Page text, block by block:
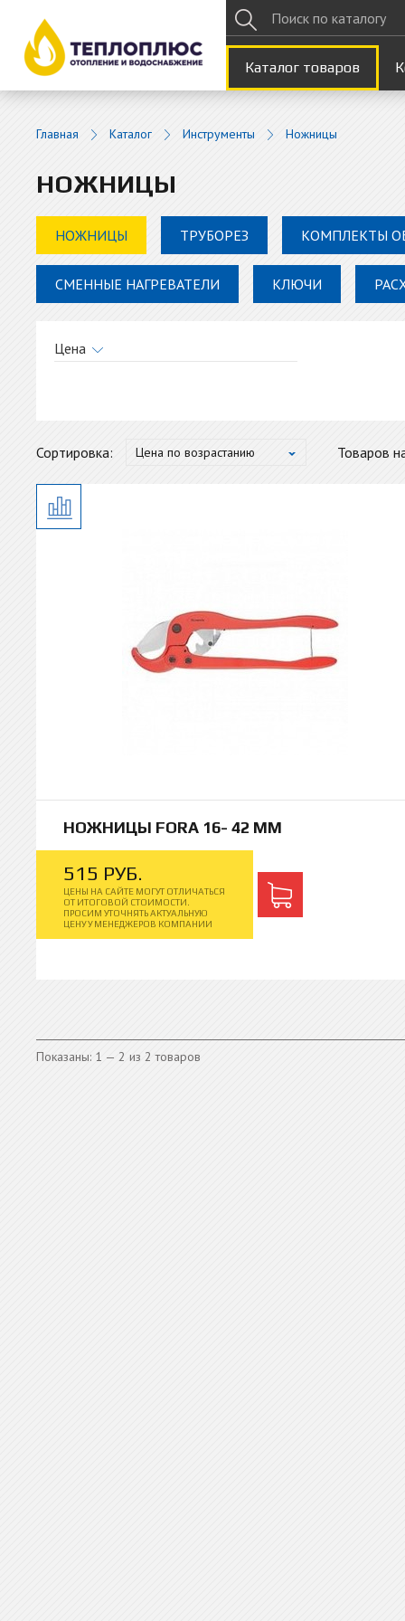
Каталог товаров
Главная Каталог Инструменты Ножницы
НОЖНИЦЫ
НОЖНИЦЫ ТРУБОРЕЗ КОМПЛЕКТЫ
СМЕННЫЕ НАГРЕВАТЕЛИ КЛЮЧИ
Цена
Сортировка: Цена по возрастанию Товаров
НОЖНИЦЫ FORA 16- 42 ММ
515 РУБ.
ЦЕНЫ НА САЙТЕ МОГУТ ОТЛИЧАТЬСЯ
ОТ ИТОГОВОЙ СТОИМОСТИ.
ПРОСИМ УТОЧНЯТЬ АКТУАЛЬНУЮ
ЦЕНУ У МЕНЕДЖЕРОВ КОМПАНИИ
Показаны: 1 — 2 из 2 товаров